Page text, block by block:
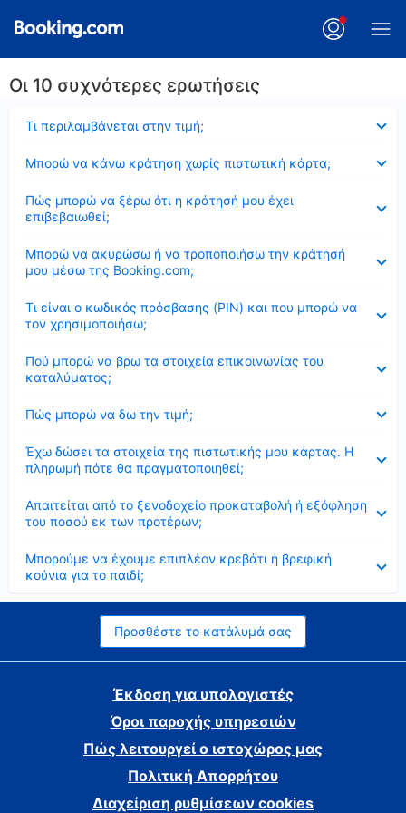
Οι 10 συχνότερες ερωτήσεις
Τι περιλαμβάνεται στην τιμή;
Μπορώ να κάνω κράτηση χωρίς πιστωτική κάρτα;
Πώς μπορώ να ξέρω ότι η κράτησή μου έχει
επιβεβαιωθεί;
Μπορώ να ακυρώσω ή να τροποποιήσω την κράτησή
μου μέσω της Booking.com;
Τι είναι ο κωδικός πρόσβασης (PIN) και που μπορώ να
τον χρησιμοποιήσω;
Πού μπορώ να βρω τα στοιχεία επικοινωνίας του
καταλύματος;
Πώς μπορώ να δω την τιμή;
Έχω δώσει τα στοιχεία της πιστωτικής μου κάρτας. Η
πληρωμή πότε θα πραγματοποιηθεί;
Απαιτείται από το ξενοδοχείο προκαταβολή ή εξόφληση
του ποσού εκ των προτέρων;
Μπορούμε να έχουμε επιπλέον κρεβάτι ή βρεφική
κούνια για το παιδί;
Προσθέστε το κατάλυμά σας
Έκδοση για υπολογιστές
Όροι παροχής υπηρεσιών
Πώς λειτουργεί ο ιστοχώρος μας
Πολιτική Απορρήτου
Διαχείριση ρυθμίσεων cookies